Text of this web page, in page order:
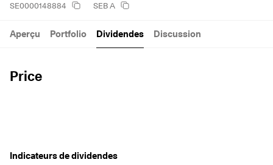
SE0000148884 SEB A
Price
Aperçu Portfolio Dividendes Discussion
Indicateurs de dividendes